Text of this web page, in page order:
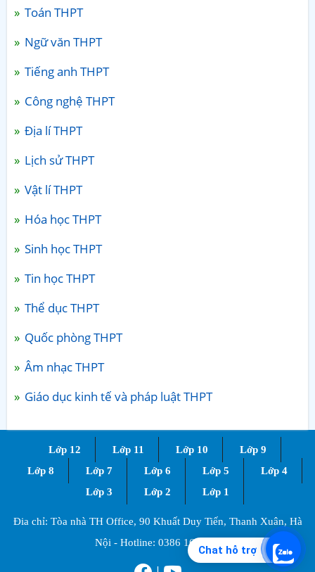
Toán THPT
Ngữ văn THPT
Tiếng anh THPT
Công nghệ THPT
Địa lí THPT
Lịch sử THPT
Vật lí THPT
Hóa học THPT
Sinh học THPT
Tin học THPT
Thể dục THPT
Quốc phòng THPT
Âm nhạc THPT
Giáo dục kinh tế và pháp luật THPT
Lớp 12 Lớp 11 Lớp 10
Lớp 9
Lớp 8
Lớp 7 Lớp 6 Lớp 5
Lớp 4
Lớp 3
Lớp 2 Lớp 1
Đia chỉ: Tòa nhà TH Office, 90 Khuất Duy Tiến, Thanh Xuân, Hà
Nội - Hotline: 0386 168 725
Chat hỗ trợ